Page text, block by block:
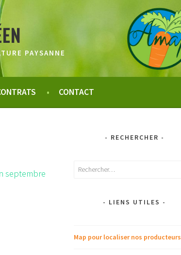
PAYSANNE
CONTACT
septembre
- RECHERCHER -
Rechercher :
- LIENS UTILES -
Map pour localiser nos producteurs